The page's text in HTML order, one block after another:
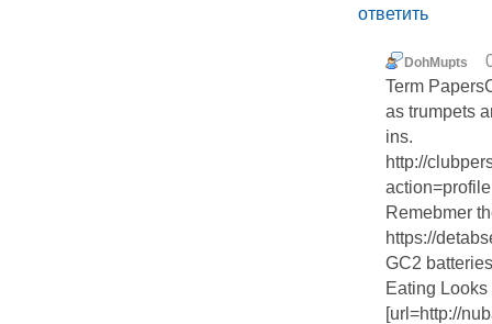
ответить
DohMupts
Term
as trumpets
ins.
http://
Remebmer
https://
GC2
Eating
[url=http://